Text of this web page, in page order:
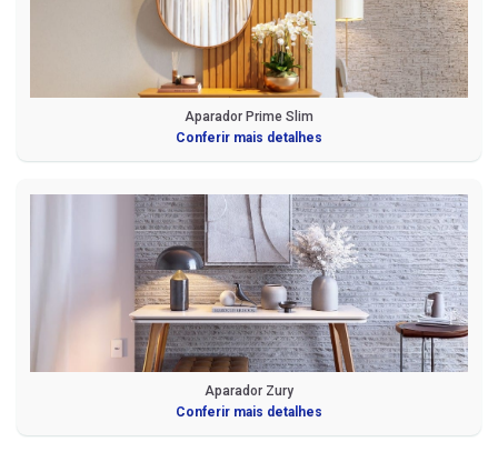
Aparador Prime Slim
Conferir mais detalhes
Aparador Zury
Conferir mais detalhes